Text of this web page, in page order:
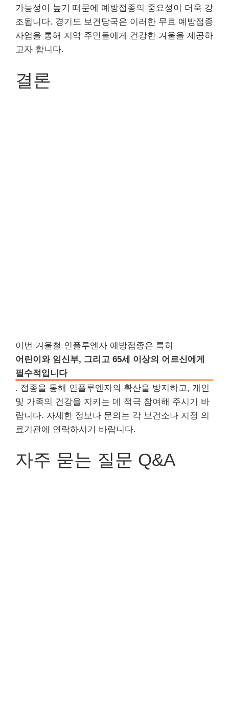
가능성이 높기 때문에 예방접종의 중요성이 더욱 강
조됩니다. 경기도 보건당국은 이러한 무료 예방접종
사업을 통해 지역 주민들에게 건강한 겨울을 제공하
고자 합니다.
결론
이번 겨울철 인플루엔자 예방접종은 특히
어린이와 임신부, 그리고 65세 이상의 어르신에게
필수적입니다
. 접종을 통해 인플루엔자의 확산을 방지하고, 개인
및 가족의 건강을 지키는 데 적극 참여해 주시기 바
랍니다. 자세한 정보나 문의는 각 보건소나 지정 의
료기관에 연락하시기 바랍니다.
자주 묻는 질문 Q&A